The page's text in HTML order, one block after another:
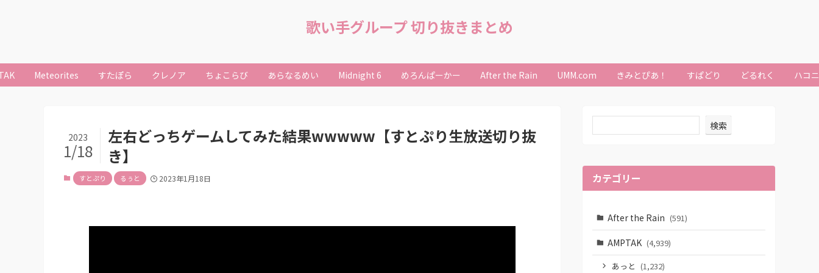
歌い手グループ 切り抜きまとめ
Meteorites すたぽら クレノア ちょこらび あらなるめい Midnight 6 めろんぱーかー After the Rain UMM.com きみとぴあ！ すぱどり どるれく ハコ
左右どっちゲームしてみた結果wwwww【すとぷり生放送切り抜
き】
2023
1/18
すとぷり るぅと 2023年1月18日
検索
カテゴリー
After the Rain (591)
AMPTAK (4,939)
あっと (1,232)